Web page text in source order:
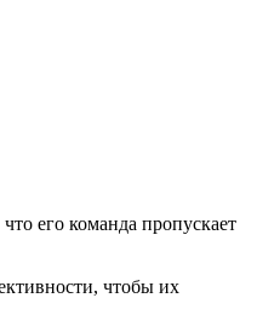
его команда пропускает
чтобы их